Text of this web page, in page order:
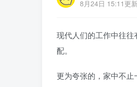
8月24日 15:11更
现代人们的工作中往
配。
更为夸张的，家中不止